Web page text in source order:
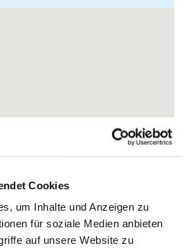
Cookies
um Inhalte und Anzeigen zu
für soziale Medien anbieten
auf unsere Website zu